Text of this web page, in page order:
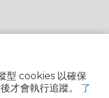
型 cookies 以確保
才會執行追蹤。 了